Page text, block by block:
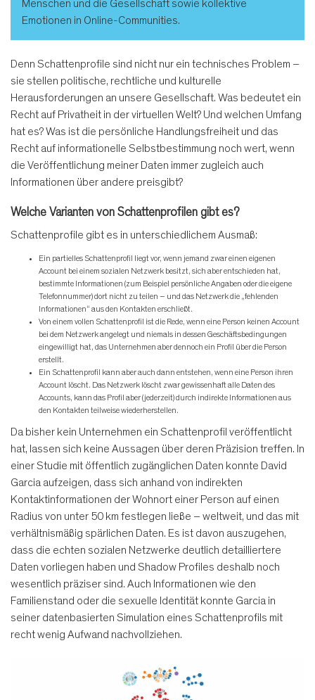
Menschen und die Gesellschaft sowie kollektive
Emotionen in Online-Communities.
Denn Schattenprofile sind nicht nur ein technisches Problem –
sie stellen politische, rechtliche und kulturelle
Herausforderungen an unsere Gesellschaft. Was bedeutet ein
Recht auf Privatheit in der virtuellen Welt? Und welchen Umfang
hat es? Was ist die persönliche Handlungsfreiheit und das
Recht auf informationelle Selbstbestimmung noch wert, wenn
die Veröffentlichung meiner Daten immer zugleich auch
Informationen über andere preisgibt?
Welche Varianten von Schattenprofilen gibt es?
Schattenprofile gibt es in unterschiedlichem Ausmaß:
Ein partielles Schattenprofil liegt vor, wenn jemand zwar einen eigenen
Account bei einem sozialen Netzwerk besitzt, sich aber entschieden hat,
bestimmte Informationen (zum Beispiel persönliche Angaben oder die eigene
Telefonnummer) dort nicht zu teilen – und das Netzwerk die „fehlenden
Informationen“ aus den Kontakten erschließt.
Von einem vollen Schattenprofil ist die Rede, wenn eine Person keinen Account
bei dem Netzwerk angelegt und niemals in dessen Geschäftsbedingungen
eingewilligt hat, das Unternehmen aber dennoch ein Profil über die Person
erstellt.
Ein Schattenprofil kann aber auch dann entstehen, wenn eine Person ihren
Account löscht. Das Netzwerk löscht zwar gewissenhaft alle Daten des
Accounts, kann das Profil aber (jederzeit) durch indirekte Informationen aus
den Kontakten teilweise wiederherstellen.
Da bisher kein Unternehmen ein Schattenprofil veröffentlicht
hat, lassen sich keine Aussagen über deren Präzision treffen. In
einer Studie mit öffentlich zugänglichen Daten konnte David
Garcia aufzeigen, dass sich anhand von indirekten
Kontaktinformationen der Wohnort einer Person auf einen
Radius von unter 50 km festlegen ließe – weltweit, und das mit
verhältnismäßig spärlichen Daten. Es ist davon auszugehen,
dass die echten sozialen Netzwerke deutlich detailliertere
Daten vorliegen haben und Shadow Profiles deshalb noch
wesentlich präziser sind. Auch Informationen wie den
Familienstand oder die sexuelle Identität konnte Garcia in
seiner datenbasierten Simulation eines Schattenprofils mit
recht wenig Aufwand nachvollziehen.